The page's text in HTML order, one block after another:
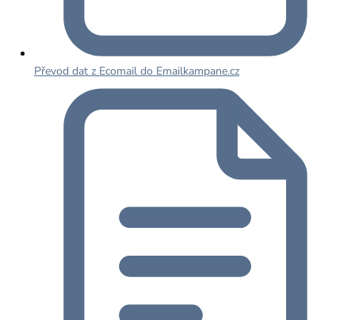
Převod dat z Ecomail do Emailkampane.cz